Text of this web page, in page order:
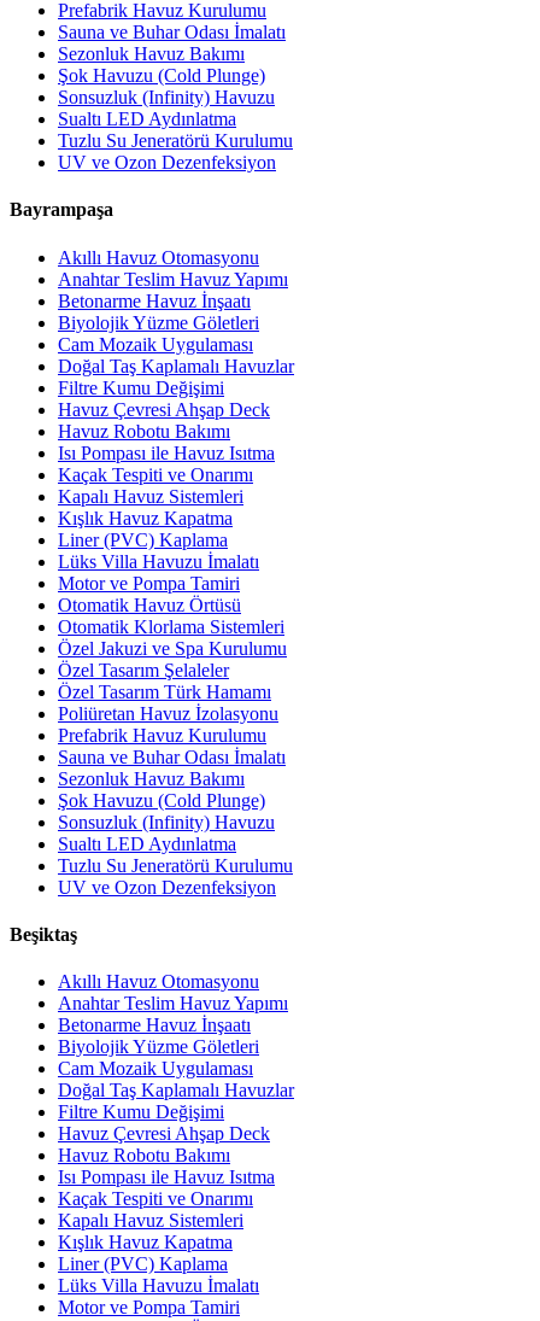
Prefabrik Havuz Kurulumu
Sauna ve Buhar Odası İmalatı
Sezonluk Havuz Bakımı
Şok Havuzu (Cold Plunge)
Sonsuzluk (Infinity) Havuzu
Sualtı LED Aydınlatma
Tuzlu Su Jeneratörü Kurulumu
UV ve Ozon Dezenfeksiyon
Bayrampaşa
Akıllı Havuz Otomasyonu
Anahtar Teslim Havuz Yapımı
Betonarme Havuz İnşaatı
Biyolojik Yüzme Göletleri
Cam Mozaik Uygulaması
Doğal Taş Kaplamalı Havuzlar
Filtre Kumu Değişimi
Havuz Çevresi Ahşap Deck
Havuz Robotu Bakımı
Isı Pompası ile Havuz Isıtma
Kaçak Tespiti ve Onarımı
Kapalı Havuz Sistemleri
Kışlık Havuz Kapatma
Liner (PVC) Kaplama
Lüks Villa Havuzu İmalatı
Motor ve Pompa Tamiri
Otomatik Havuz Örtüsü
Otomatik Klorlama Sistemleri
Özel Jakuzi ve Spa Kurulumu
Özel Tasarım Şelaleler
Özel Tasarım Türk Hamamı
Poliüretan Havuz İzolasyonu
Prefabrik Havuz Kurulumu
Sauna ve Buhar Odası İmalatı
Sezonluk Havuz Bakımı
Şok Havuzu (Cold Plunge)
Sonsuzluk (Infinity) Havuzu
Sualtı LED Aydınlatma
Tuzlu Su Jeneratörü Kurulumu
UV ve Ozon Dezenfeksiyon
Beşiktaş
Akıllı Havuz Otomasyonu
Anahtar Teslim Havuz Yapımı
Betonarme Havuz İnşaatı
Biyolojik Yüzme Göletleri
Cam Mozaik Uygulaması
Doğal Taş Kaplamalı Havuzlar
Filtre Kumu Değişimi
Havuz Çevresi Ahşap Deck
Havuz Robotu Bakımı
Isı Pompası ile Havuz Isıtma
Kaçak Tespiti ve Onarımı
Kapalı Havuz Sistemleri
Kışlık Havuz Kapatma
Liner (PVC) Kaplama
Lüks Villa Havuzu İmalatı
Motor ve Pompa Tamiri